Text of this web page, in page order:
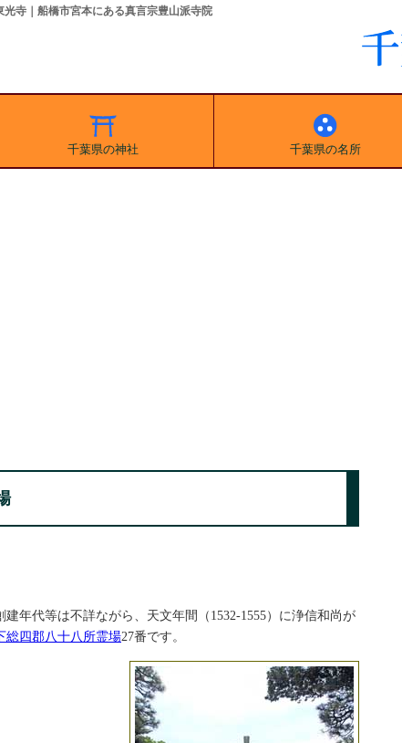
光寺｜船橋市宮本にある真言宗豊山派寺院
千葉県の神社 千葉県の名所
年代等は不詳ながら、天文年間（1532-1555）に浄信和尚が
総四郡八十八所霊場27番です。